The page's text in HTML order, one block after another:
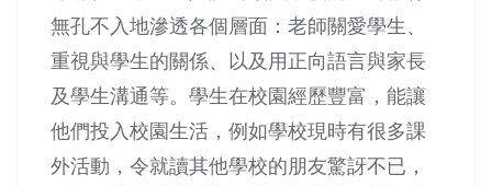
無孔不入地滲透各個層面：老師關愛學生、
重視與學生的關係、以及用正向語言與家長
及學生溝通等。學生在校園經歷豐富，能讓
他們投入校園生活，例如學校現時有很多課
外活動，令就讀其他學校的朋友驚訝不已，